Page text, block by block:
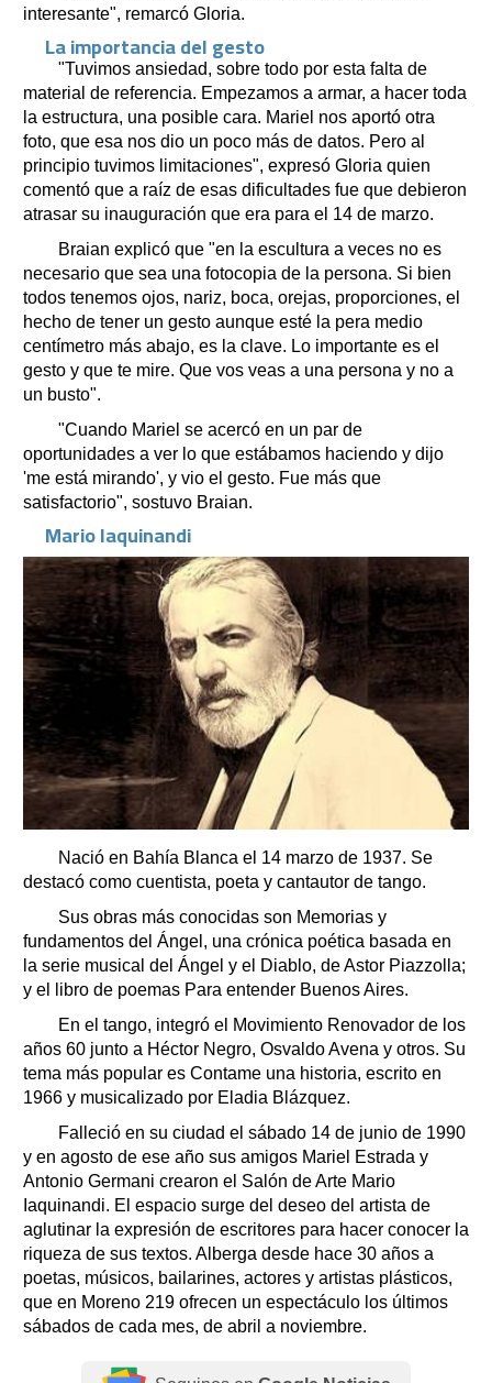
interesante", remarcó Gloria.
La importancia del gesto
"Tuvimos ansiedad, sobre todo por esta falta de
material de referencia. Empezamos a armar, a hacer toda
la estructura, una posible cara. Mariel nos aportó otra
foto, que esa nos dio un poco más de datos. Pero al
principio tuvimos limitaciones", expresó Gloria quien
comentó que a raíz de esas dificultades fue que debieron
atrasar su inauguración que era para el 14 de marzo.
Braian explicó que "en la escultura a veces no es
necesario que sea una fotocopia de la persona. Si bien
todos tenemos ojos, nariz, boca, orejas, proporciones, el
hecho de tener un gesto aunque esté la pera medio
centímetro más abajo, es la clave. Lo importante es el
gesto y que te mire. Que vos veas a una persona y no a
un busto".
"Cuando Mariel se acercó en un par de
oportunidades a ver lo que estábamos haciendo y dijo
'me está mirando', y vio el gesto. Fue más que
satisfactorio", sostuvo Braian.
Mario Iaquinandi
Nació en Bahía Blanca el 14 marzo de 1937. Se
destacó como cuentista, poeta y cantautor de tango.
Sus obras más conocidas son Memorias y
fundamentos del Ángel, una crónica poética basada en
la serie musical del Ángel y el Diablo, de Astor Piazzolla;
y el libro de poemas Para entender Buenos Aires.
En el tango, integró el Movimiento Renovador de los
años 60 junto a Héctor Negro, Osvaldo Avena y otros. Su
tema más popular es Contame una historia, escrito en
1966 y musicalizado por Eladia Blázquez.
Falleció en su ciudad el sábado 14 de junio de 1990
y en agosto de ese año sus amigos Mariel Estrada y
Antonio Germani crearon el Salón de Arte Mario
Iaquinandi. El espacio surge del deseo del artista de
aglutinar la expresión de escritores para hacer conocer la
riqueza de sus textos. Alberga desde hace 30 años a
poetas, músicos, bailarines, actores y artistas plásticos,
que en Moreno 219 ofrecen un espectáculo los últimos
sábados de cada mes, de abril a noviembre.